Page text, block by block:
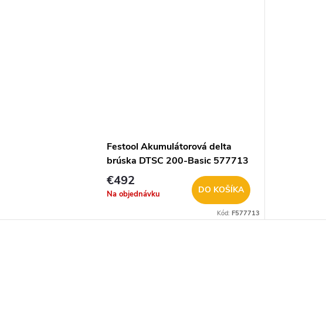
Festool Akumulátorová delta
brúska DTSC 200-Basic 577713
€492
Na objednávku DO KOŠÍKA
Kód: F577713